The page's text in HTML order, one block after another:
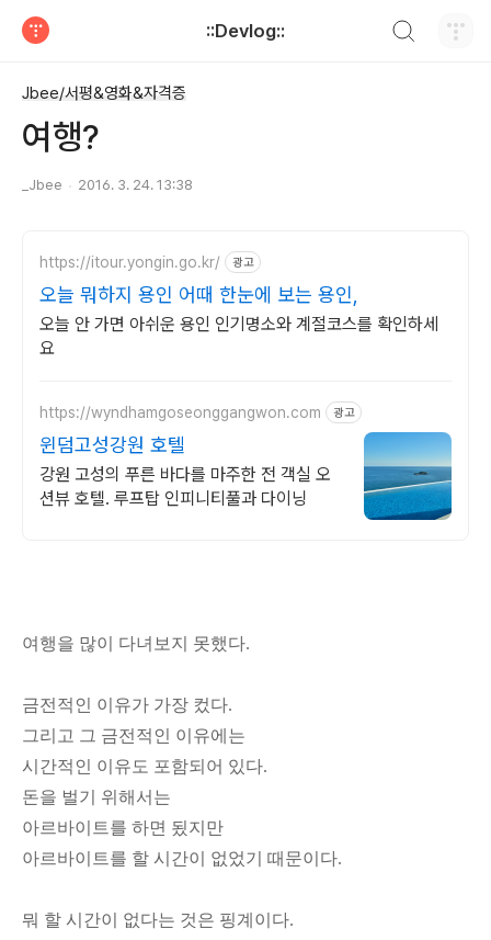
::Devlog::
Jbee/서평&영화&자격증
여행?
_Jbee 2016. 3. 24. 13:38
https://itour.yongin.go.kr/ 광고
오늘 뭐하지 용인 어때 한눈에 보는 용인,
오늘 안 가면 아쉬운 용인 인기명소와 계절코스를 확인하세
요
https://wyndhamgoseonggangwon.com 광고
윈덤고성강원 호텔
강원 고성의 푸른 바다를 마주한 전 객실 오
션뷰 호텔. 루프탑 인피니티풀과 다이닝
여행을 많이 다녀보지 못했다.
금전적인 이유가 가장 컸다.
그리고 그 금전적인 이유에는
시간적인 이유도 포함되어 있다.
돈을 벌기 위해서는
아르바이트를 하면 됬지만
아르바이트를 할 시간이 없었기 때문이다.
뭐 할 시간이 없다는 것은 핑계이다.